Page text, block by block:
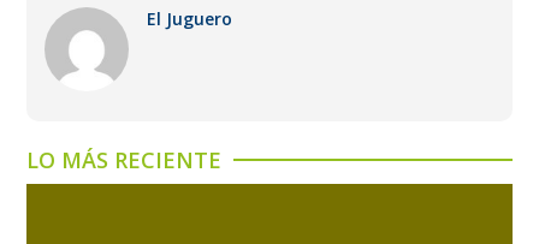
El Juguero
LO MÁS RECIENTE